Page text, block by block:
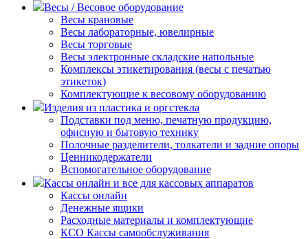
Весы / Весовое оборудование
Весы крановые
Весы лабораторные, ювелирные
Весы торговые
Весы электронные складские напольные
Комплексы этикетирования (весы с печатью
этикеток)
Комплектующие к весовому оборудованию
Изделия из пластика и оргстекла
Подставки под меню, печатную продукцию,
офисную и бытовую технику
Полочные разделители, толкатели и задние опоры
Ценникодержатели
Вспомогательное оборудование
Кассы онлайн и все для кассовых аппаратов
Кассы онлайн
Денежные ящики
Расходные материалы и комплектующие
КСО Кассы самообслуживания